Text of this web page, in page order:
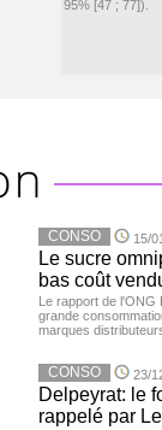
95% [47 ; 77]).
CONSO 15/
Le sucre
bas coût
Le rapport de l'ONG
grande
marques
CONSO 23/
Delpeyrat: le
rappelé par